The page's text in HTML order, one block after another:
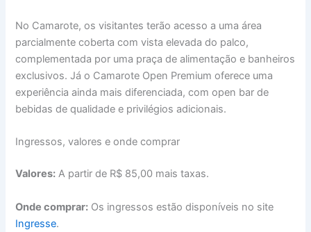
No Camarote, os visitantes terão acesso a uma área
parcialmente coberta com vista elevada do palco,
complementada por uma praça de alimentação e banheiros
exclusivos. Já o Camarote Open Premium oferece uma
experiência ainda mais diferenciada, com open bar de
bebidas de qualidade e privilégios adicionais.
Ingressos, valores e onde comprar
Valores: A partir de R$ 85,00 mais taxas.
Onde comprar: Os ingressos estão disponíveis no site
Ingresse.